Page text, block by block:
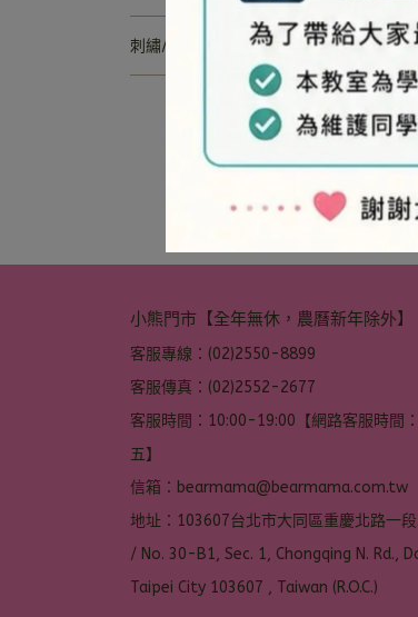
刺繡/拼布/縫紉
小熊門市【全年無休，農曆新年除外】
客服專線：(02)2550-8899
客服傳真：(02)2552-2677
客服時間：10:00-19:00【網路客服時間
五】
信箱：bearmama@bearmama.com.tw
地址：103607台北市大同區重慶北路一
/ No. 30-B1, Sec. 1, Chongqing N. Rd.,
Taipei City 103607 , Taiwan (R.O.C.)